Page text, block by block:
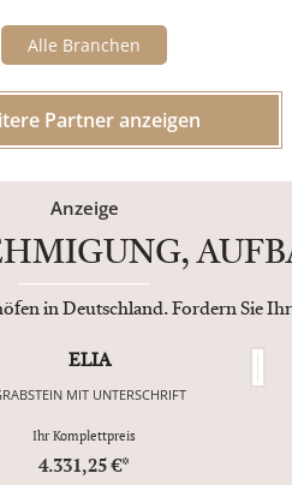
Alle Branchen
Partner anzeigen
Anzeige
in Deutschland. Fordern Sie
ELIA
MIT UNTERSCHRIFT
Ihr Komplettpreis
4.331,25 €*